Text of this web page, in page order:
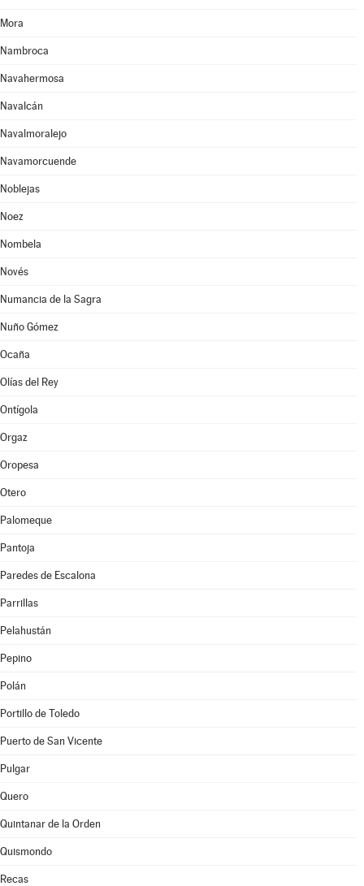
Mora
Nambroca
Navahermosa
Navalcán
Navalmoralejo
Navamorcuende
Noblejas
Noez
Nombela
Novés
Numancia de la Sagra
Nuño Gómez
Ocaña
Olías del Rey
Ontígola
Orgaz
Oropesa
Otero
Palomeque
Pantoja
Paredes de Escalona
Parrillas
Pelahustán
Pepino
Polán
Portillo de Toledo
Puerto de San Vicente
Pulgar
Quero
Quintanar de la Orden
Quismondo
Recas